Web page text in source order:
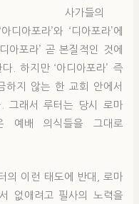
사가들의
아포라’와 ‘디아포라’에
아포라’ 곧 본질적인 것에
. 하지만 ‘아디아포라’ 즉
하지 않는 한 교회 안에서
그래서 루터는 당시 로마
예배 의식들을 그대로
의 이런 태도에 반대, 로마
없애려고 필사의 노력을